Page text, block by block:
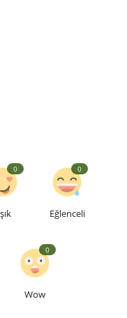
0
Eğlenceli
0
Wow
0